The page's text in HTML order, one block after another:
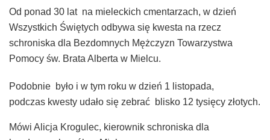
Od ponad 30 lat na mieleckich cmentarzach, w dzień
Wszystkich Świętych odbywa się kwesta na rzecz
schroniska dla Bezdomnych Mężczyzn Towarzystwa
Pomocy św. Brata Alberta w Mielcu.
Podobnie było i w tym roku w dzień 1 listopada,
podczas kwesty udało się zebrać blisko 12 tysięcy złotych.
Mówi Alicja Krogulec, kierownik schroniska dla